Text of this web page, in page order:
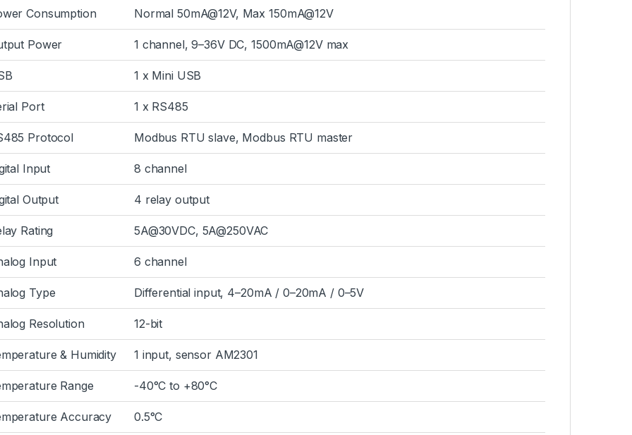
Consumption Normal 50mA@12V, Max 150mA@12V
Power 1 channel, 9–36V DC, 1500mA@12V max
1 x Mini USB
Port 1 x RS485
Protocol Modbus RTU slave, Modbus RTU master
Input 8 channel
Output 4 relay output
Rating 5A@30VDC, 5A@250VAC
Input 6 channel
Type Differential input, 4–20mA / 0–20mA / 0–5V
Resolution 12-bit
& Humidity 1 input, sensor AM2301
Range -40°C to +80°C
Accuracy 0.5°C